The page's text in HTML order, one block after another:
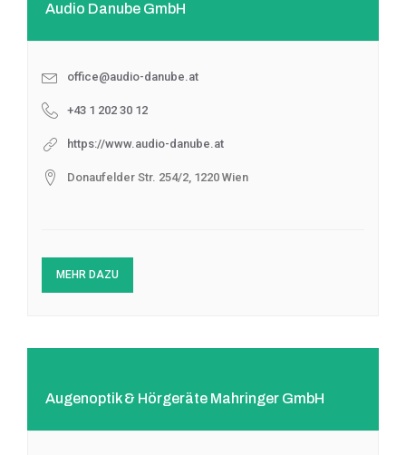
Audio Danube GmbH
office@audio-danube.at
+43 1 202 30 12
https://www.audio-danube.at
Donaufelder Str. 254/2, 1220 Wien
MEHR DAZU
Augenoptik & Hörgeräte Mahringer GmbH